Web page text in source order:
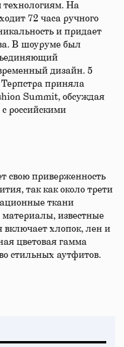
технологиям. На
72 часа ручного
и придает
В шоуруме был
дизайн. 5
приняла
Summit, обсуждая
российскими
свою приверженность
так как около трети
ткани
известные
включает хлопок, лен и
цветовая гамма
стильных аутфитов.